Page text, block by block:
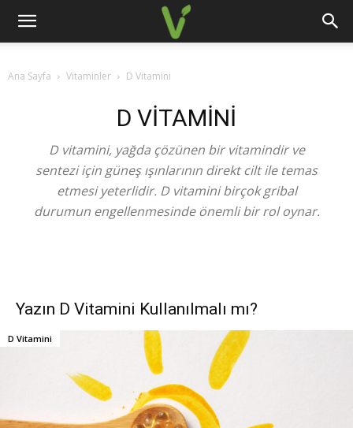
Ana Sayfa Vitaminler D Vitamini
D VITAMINI
D vitamini, yağda çözünen bir vitamindir ve
sentezi için güneş ışınlarının direkt cilt ile temas
etmesi yeterlidir. D vitamini birçok gribal
durumun engellenmesinde önemli bir rol oynar.
Yazın D Vitamini Kullanılmalı mı?
D Vitamini